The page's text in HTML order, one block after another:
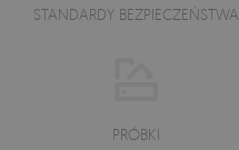
STANDARDY BEZPIECZEŃSTWA
PRÓBKI